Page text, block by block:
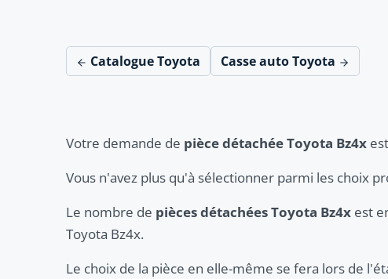
Catalogue Toyota Casse auto Toyota
Votre demande de pièce détachée Toyota Bz4x
Vous n'avez plus qu'à sélectionner parmi les choix
Le nombre de pièces détachées Toyota Bz4x est
Toyota Bz4x.
Le choix de la pièce en elle-même se fera lors de